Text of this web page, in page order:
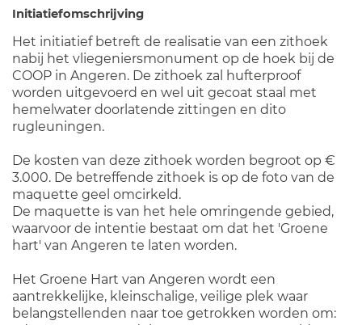
Initiatiefomschrijving
Het initiatief betreft de realisatie van een zithoek
nabij het vliegeniersmonument op de hoek bij de
COOP in Angeren. De zithoek zal hufterproof
worden uitgevoerd en wel uit gecoat staal met
hemelwater doorlatende zittingen en dito
rugleuningen.
De kosten van deze zithoek worden begroot op €
3.000. De betreffende zithoek is op de foto van de
maquette geel omcirkeld.
De maquette is van het hele omringende gebied,
waarvoor de intentie bestaat om dat het 'Groene
hart' van Angeren te laten worden.
Het Groene Hart van Angeren wordt een
aantrekkelijke, kleinschalige, veilige plek waar
belangstellenden naar toe getrokken worden om: